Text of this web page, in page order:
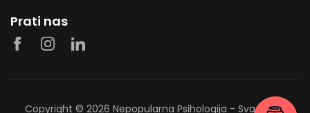
Prati nas
Copyright © 2026 Nepopularna Psihologija - Sva prava